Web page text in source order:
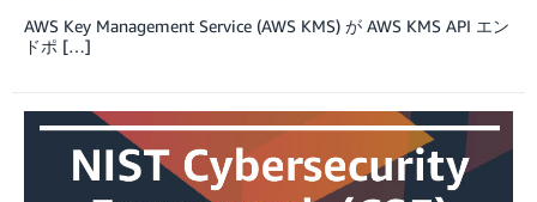
AWS Key Management Service (AWS KMS) が AWS KMS API エン
ドポ […]